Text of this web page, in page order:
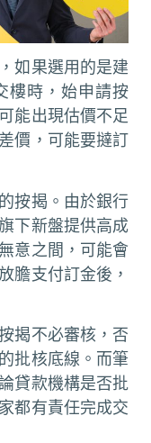
如果選用的是建
樓時，始申請按
能出現估價不足
價，可能要撻訂
按揭。由於銀行
下新盤提供高成
意之間，可能會
膽支付訂金後，
揭不必審核，否
批核底線。而筆
貸款機構是否批
都有責任完成交